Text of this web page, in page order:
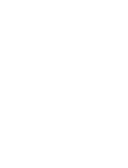
vůči počasí, ale také
nejen dobrou náladu,